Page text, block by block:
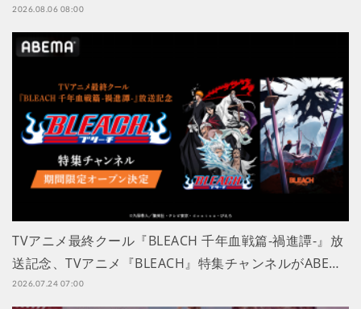
2026.08.06 08:00
TVアニメ最終クール『BLEACH 千年血戦篇-禍進譚-』放
送記念、TVアニメ『BLEACH』特集チャンネルがABE…
2026.07.24 07:00